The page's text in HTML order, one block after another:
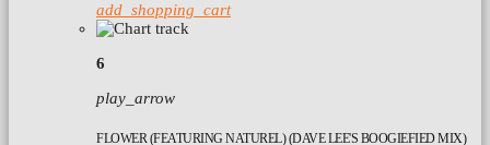
add_shopping_cart
6
play_arrow
FLOWER (FEATURING NATUREL) (DAVE LEE'S BOOGIEFIED MIX)